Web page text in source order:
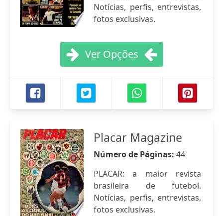
Notícias, perfis, entrevistas,
fotos exclusivas.
Ver Opções
Placar Magazine
Número de Páginas: 44
PLACAR: a maior revista
brasileira de futebol.
Notícias, perfis, entrevistas,
fotos exclusivas.